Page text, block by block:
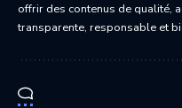
offrir des contenus de qualité,
transparente, responsable et